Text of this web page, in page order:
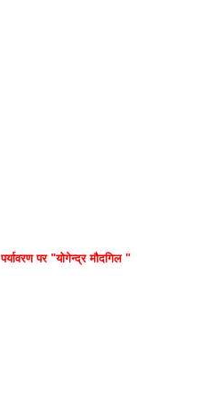
पर्यावरण पर "योगेन्द्र मौदगिल "